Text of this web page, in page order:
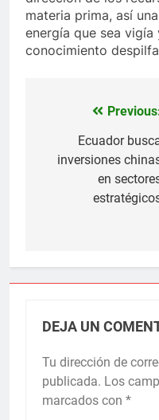
materia prima, así
energía que sea
conocimiento
Navegación
entradas
Ecuador
inversiones
en
DEJA UN
Tu dirección de
publicada. Los
marcados con *